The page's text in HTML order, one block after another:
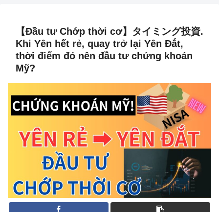
【Đầu tư Chớp thời cơ】タイミング投資.
Khi Yên hết rẻ, quay trở lại Yên Đắt,
thời điểm đó nên đầu tư chứng khoán
Mỹ?